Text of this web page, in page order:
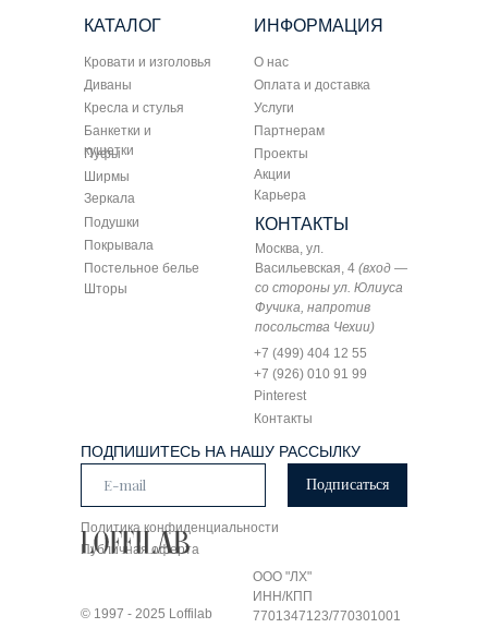
КАТАЛОГ
Кровати и изголовья
Диваны
Кресла и стулья
Банкетки и
кушетки
Пуфы
Ширмы
ПОДПИШИТЕСЬ НА НАШУ РАССЫЛКУ
Подписаться
Политика конфиденциальности
Публичная оферта
© 1997 - 2025 Loffilab
ИНФОРМАЦИЯ
ООО "ЛХ"
ИНН/КПП
7701347123/770301001
О нас
Зеркала
Оплата и доставка
Подушки КОНТАКТЫ
Покрывала
Москва, ул.
Васильевская, 4 (вход —
со стороны ул. Юлиуса
Фучика, напротив
посольства Чехии)
Постельное белье
+7 (499) 404 12 55
Шторы
+7 (926) 010 91 99
Pinterest
Услуги
Партнерам
Проекты
Акции
Контакты
Карьера